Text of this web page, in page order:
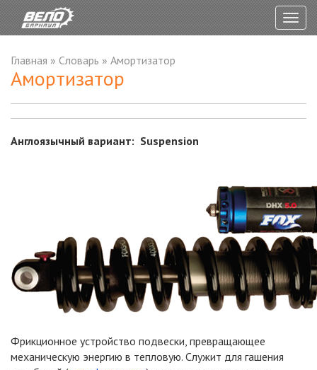
Главная » Словарь » Амортизатор
Амортизатор
Англоязычный вариант: Suspension
Фрикционное устройство подвески, превращающее
механическую энергию в тепловую. Служит для гашения